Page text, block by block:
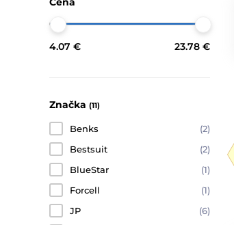
4.07 € 23.78 €
Značka (11)
Benks
(2)
Bestsuit
(2)
BlueStar
(1)
Forcell
(1)
JP
(6)